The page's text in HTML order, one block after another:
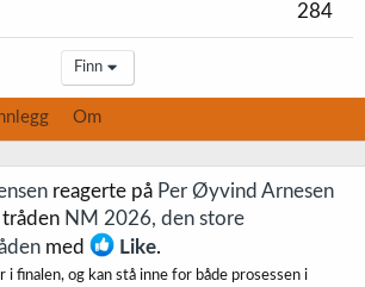
284
Finn
Om
reagerte på Per Øyvind Arnesen
tråden NM 2026, den store
med Like.
i finalen, og kan stå inne for både prosessen i